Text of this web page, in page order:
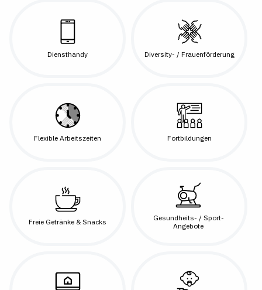
Diensthandy Diversity- / Frauenförderung
Flexible Arbeitszeiten Fortbildungen
Freie Getränke & Snacks
Gesundheits- / Sport-
Angebote